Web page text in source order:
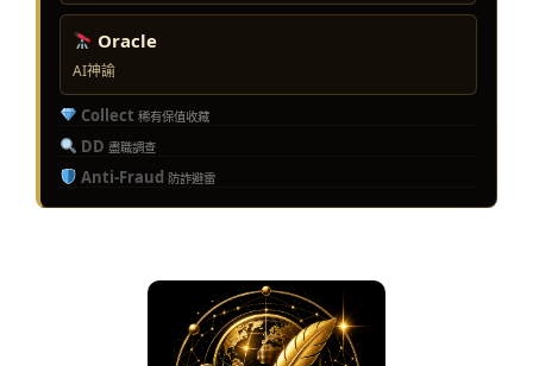
Oracle
AI神諭
Collect 稀有保值收藏
DD 盡職調查
Anti-Fraud 防詐避雷